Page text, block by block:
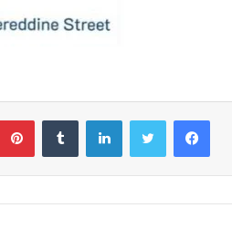
فيسبوك تويتر لينكدإن